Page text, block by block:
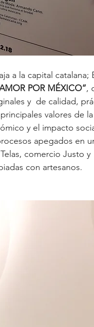
a la capital catalana;
POR MÉXICO”,
y  de calidad,
valores de
y el impacto
apegados en
comercio Justo y
con artesanos.